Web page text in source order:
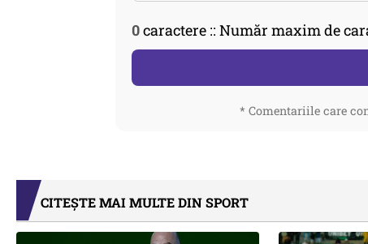
0caractere :: Număr maxim de
* Comentariile care
CITEȘTE MAI MULTE DIN SPORT